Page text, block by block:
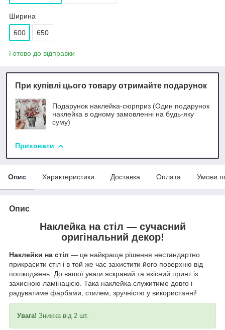
Ширина
600 650
Готово до відправки
При купівлі цього товару отримайте подарунок
Подарунок наклейка-сюрприз (Один подарунок
наклейка в одному замовленні на будь-яку
суму)
Приховати
Опис Характеристики Доставка Оплата Умови
Опис
Наклейка на стіл —сучасний
оригінальний декор!
Наклейки на стіл — це найкраще рішення нестандартно
прикрасити стіл і в той же час захистити його поверхню від
пошкоджень. До вашої уваги яскравий та якісний принт із
захисною ламінацією. Така наклейка служитиме довго і
радуватиме фарбами, стилем, зручністю у використанні!
Увага! Знижка від 2 шт.